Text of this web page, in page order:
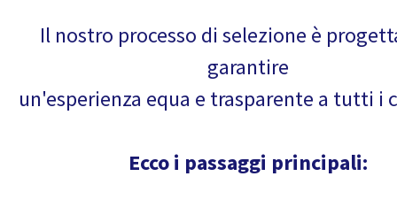
Il nostro processo di selezione è
garantire
un'esperienza equa e trasparente a tutti i
Ecco i passaggi principali: